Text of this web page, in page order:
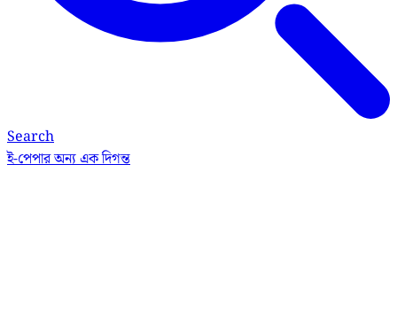
Search
ই-পেপারঅন্য এক দিগন্ত